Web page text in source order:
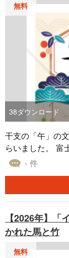
無料
38ダウンロード
干支の「午」の
らいました。 富
がありながらも
dpiです。
トです。 同じデ
- 件
【2026年】
かれた馬と竹
無料